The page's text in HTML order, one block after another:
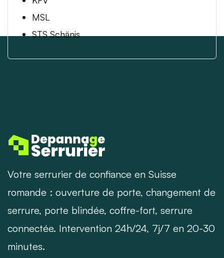
MSL
STS Schänis
Votre serrurier de confiance en Suisse
romande : ouverture de porte, changement de
serrure, porte blindée, coffre-fort, serrure
connectée. Intervention 24h/24, 7j/7 en 20-30
minutes.